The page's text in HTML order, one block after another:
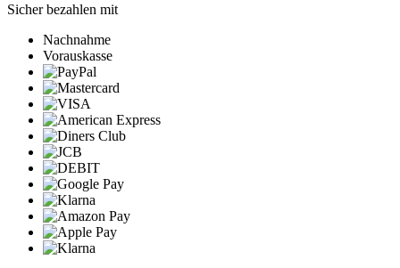
Sicher bezahlen mit
Nachnahme
Vorauskasse